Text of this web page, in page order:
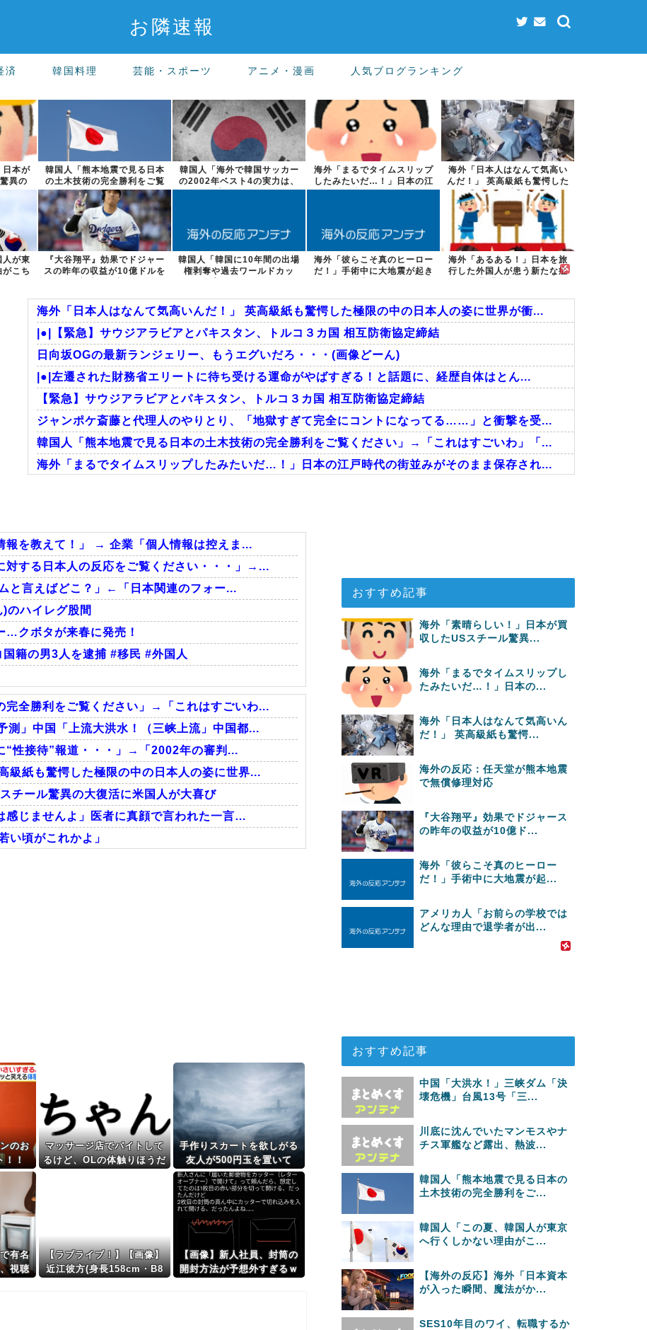
お隣速報
済 韓国料理 芸能・スポーツ アニメ・漫画 人気ブログランキング
日本が
異の
韓国人「熊本地震で見る日本
の土木技術の完全勝利をご覧
ください」→...
韓国人「海外で韓国サッカー
の2002年ベスト4の実力は、
実際には...
海外「まるでタイムスリップ
したみたいだ…！」日本の江
戸時代の街並...
海外「日本人はなんて気高い
んだ！」 英高級紙も驚愕した
極限の中の...
人が東
こち
『大谷翔平』効果でドジャー
スの昨年の収益が10億ドルを
韓国人「韓国に10年間の出場
権剥奪や過去ワールドカッ
海外「彼らこそ真のヒーロー
だ！」手術中に大地震が起き
海外「あるある！」日本を旅
行した外国人が患う新たな症
海外「日本人はなんて気高いんだ！」 英高級紙も驚愕した極限の中の日本人の姿に世界が衝...
|●|【緊急】サウジアラビアとパキスタン、トルコ３カ国 相互防衛協定締結
日向坂OGの最新ランジェリー、もうエグいだろ・・・(画像どーん)
|●|左遷された財務省エリートに待ち受ける運命がやばすぎる！と話題に、経歴自体はとん...
【緊急】サウジアラビアとパキスタン、トルコ３カ国 相互防衛協定締結
ジャンポケ斎藤と代理人のやりとり、「地獄すぎて完全にコントになってる……」と衝撃を受...
韓国人「熊本地震で見る日本の土木技術の完全勝利をご覧ください」→「これはすごいわ」「...
海外「まるでタイムスリップしたみたいだ…！」日本の江戸時代の街並みがそのまま保存され...
外国人「日本の未来は安泰だ」16歳MF三井寺眞、衝撃ゴール！久保建英超え歴代2位の記...
Powered by livedoor 相互RSS
報を教えて！」 → 企業「個人情報は控えま...
対する日本人の反応をご覧ください・・・」→...
と言えばどこ？」←「日本関連のフォー...
のハイレグ股間
…クボタが来春に発売！
籍の男3人を逮捕 #移民 #外国人
完全勝利をご覧ください」→「これはすごいわ...
測」中国「上流大洪水！（三峡上流」中国都...
“性接待”報道・・・」→「2002年の審判...
級紙も驚愕した極限の中の日本人の姿に世界...
チール驚異の大復活に米国人が大喜び
感じませんよ」医者に真顔で言われた一言…
い頃がこれかよ」
のお
！！
マッサージ店でバイトして
るけど、OLの体触りほうだ
手作りスカートを欲しがる
友人が500円玉を置いて
「お釣はいらないよ！」と
言ってきた。材料費にも足
りないので返したら「タダ
で作ってくれるの？」っ
て…
有名
視聴
【ラブライブ！】【画像】
近江彼方(身長158cm・B8
【画像】新人社員、封筒の
開封方法が予想外すぎるｗ
おすすめ記事
海外「素晴らしい！」日本が買
収したUSスチール驚異...
海外「まるでタイムスリップし
たみたいだ…！」日本の...
海外「日本人はなんて気高いん
だ！」 英高級紙も驚愕...
海外の反応：任天堂が熊本地震
で無償修理対応
『大谷翔平』効果でドジャース
の昨年の収益が10億ド...
海外「彼らこそ真のヒーロー
だ！」手術中に大地震が起...
アメリカ人「お前らの学校では
どんな理由で退学者が出...
おすすめ記事
中国「大洪水！」三峡ダム「決
壊危機」台風13号「三...
川底に沈んでいたマンモスやナ
チス軍艦など露出、熱波...
韓国人「熊本地震で見る日本の
土木技術の完全勝利をご...
韓国人「この夏、韓国人が東京
へ行くしかない理由がこ...
【海外の反応】海外「日本資本
が入った瞬間、魔法がか...
SES10年目のワイ、転職するか